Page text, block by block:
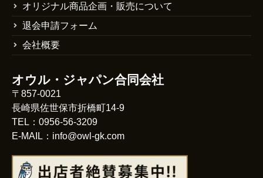
オリジナル商品企画・販売について
退会申請フォーム
会社概要
オウル・ジャパン合同会社
〒857-0021
長崎県佐世保市折橋町14-9
TEL：0956-56-3209
E-MAIL：info@owl-gk.com